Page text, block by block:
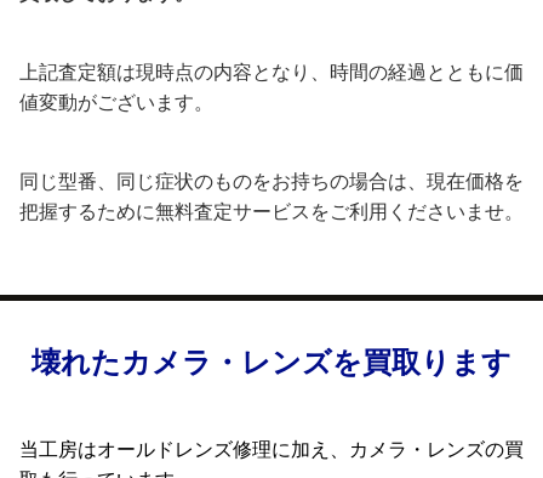
上記査定額は現時点の内容となり、時間の経過とともに価
値変動がございます。
同じ型番、同じ症状のものをお持ちの場合は、現在価格を
把握するために無料査定サービスをご利用くださいませ。
壊れたカメラ・レンズを買取ります
当工房はオールドレンズ修理に加え、カメラ・レンズの買